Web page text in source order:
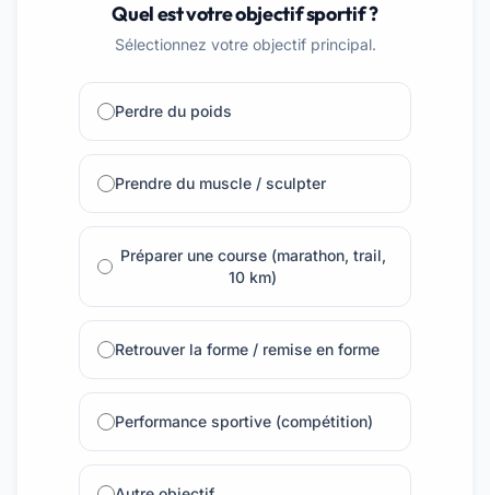
Quel est votre objectif sportif ?
Sélectionnez votre objectif principal.
Perdre du poids
Prendre du muscle / sculpter
Préparer une course (marathon, trail,
10 km)
Retrouver la forme / remise en forme
Performance sportive (compétition)